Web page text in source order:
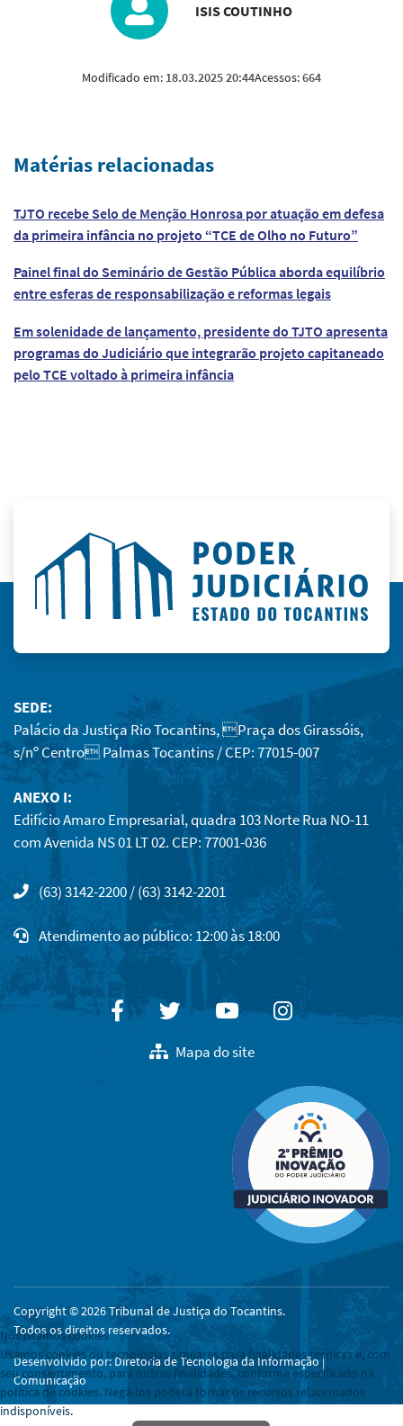
ISIS COUTINHO
Modificado em: 18.03.2025 20:44Acessos:664
Matérias relacionadas
TJTO recebe Selo de Menção Honrosa por atuação em defesa
da primeira infância no projeto “TCE de Olho no Futuro”
Painel final do Seminário de Gestão Pública aborda equilíbrio
entre esferas de responsabilização e reformas legais
Em solenidade de lançamento, presidente do TJTO apresenta
programas do Judiciário que integrarão projeto capitaneado
pelo TCE voltado à primeira infância
SEDE:
Palácio da Justiça Rio Tocantins, Praça dos Girassóis,
s/nº Centro Palmas Tocantins / CEP: 77015-007
ANEXO I:
Edifício Amaro Empresarial, quadra 103 Norte Rua NO-11
com Avenida NS 01 LT 02. CEP: 77001-036
(63) 3142-2200 / (63) 3142-2201
Atendimento ao público: 12:00 às 18:00
FacebookTwitterYoutubeInstagram
Mapa do site
Copyright © 2026 Tribunal de Justiça do Tocantins.
Todos os direitos reservados.
Desenvolvido por: Diretoria de Tecnologia da Informação |
Comunicação
Nós usamos cookies
Usamos cookies ou tecnologias similares para finalidades técnicas e, com
seu consentimento, para outras finalidades, conforme especificado na
política de cookies. Negá-los poderá tornar os recursos relacionados
indisponíveis.